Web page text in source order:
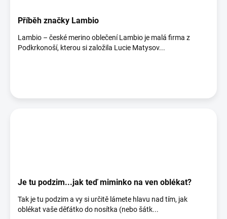
Příběh značky Lambio
Lambio – české merino oblečení Lambio je malá firma z
Podkrkonoší, kterou si založila Lucie Matysov...
Je tu podzim...jak teď miminko na ven oblékat?
Tak je tu podzim a vy si určitě lámete hlavu nad tím, jak
oblékat vaše děťátko do nosítka (nebo šátk...